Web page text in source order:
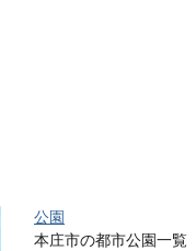
公園
本庄市の都市公園一覧